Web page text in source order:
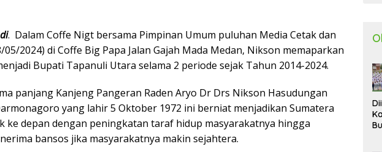
. Dalam Coffe Nigt bersama Pimpinan Umum puluhan Media Cetak dan
05/2024) di Coffe Big Papa Jalan Gajah Mada Medan, Nikson memaparkan
Bupati Tapanuli Utara selama 2 periode sejak Tahun 2014-2024.
panjang Kanjeng Pangeran Raden Aryo Dr Drs Nikson Hasudungan
yang lahir 5 Oktober 1972 ini berniat menjadikan Sumatera
ke depan dengan peningkatan taraf hidup masyarakatnya hingga
bansos jika masyarakatnya makin sejahtera.